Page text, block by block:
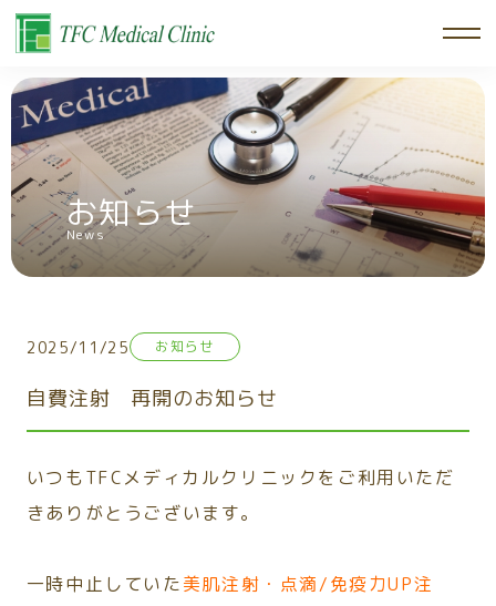
お知らせ
News
2025/11/25 お知らせ
自費注射 再開のお知らせ
いつもTFCメディカルクリニックをご利用いただ
きありがとうございます。
一時中止していた美肌注射・点滴/免疫力UP注